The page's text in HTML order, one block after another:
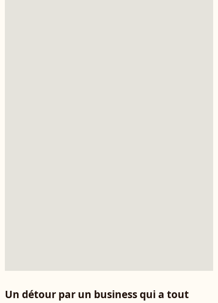
Un détour par un business qui a tout